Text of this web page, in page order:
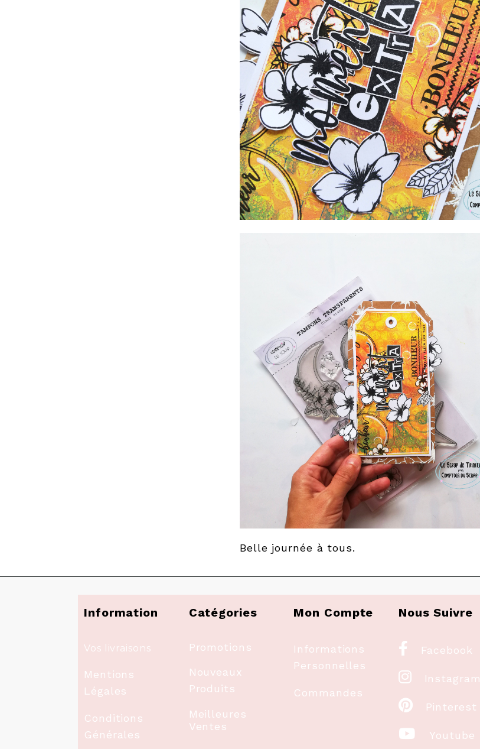
Belle journée à tous.
Information
Vos livraisons
Mentions
Légales
Conditions
Générales
Catégories
Promotions
Nouveaux
Produits
Meilleures
Ventes
Mon Compte
Informations
Personnelles
Commandes
Nous Suivre
 Facebook
 Instagram
 Pinterest
 Youtube